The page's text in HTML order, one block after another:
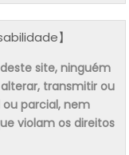
】
site, ninguém
transmitir ou
parcial, nem
violam os direitos